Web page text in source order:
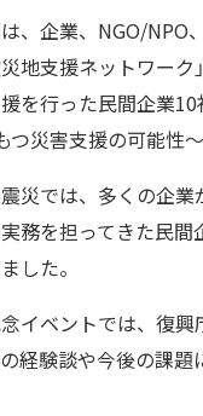
、企業、NGO/NPO
地支援ネットワー
を行った民間企業
つ災害支援の可能性
災では、多くの企
務を担ってきた民
した。
イベントでは、復
経験談や今後の課題